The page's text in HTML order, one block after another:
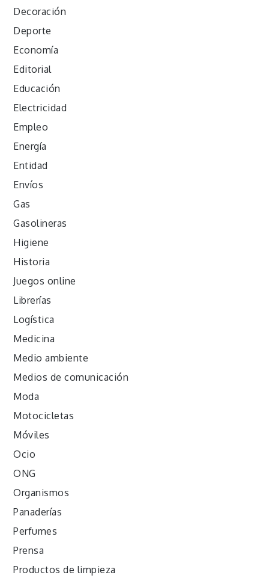
Decoración
Deporte
Economía
Editorial
Educación
Electricidad
Empleo
Energía
Entidad
Envíos
Gas
Gasolineras
Higiene
Historia
Juegos online
Librerías
Logística
Medicina
Medio ambiente
Medios de comunicación
Moda
Motocicletas
Móviles
Ocio
ONG
Organismos
Panaderías
Perfumes
Prensa
Productos de limpieza